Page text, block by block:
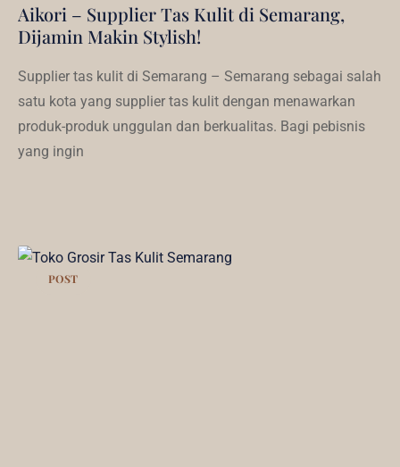
Aikori – Supplier Tas Kulit di Semarang,
Dijamin Makin Stylish!
Supplier tas kulit di Semarang – Semarang sebagai salah
satu kota yang supplier tas kulit dengan menawarkan
produk-produk unggulan dan berkualitas. Bagi pebisnis
yang ingin
POST